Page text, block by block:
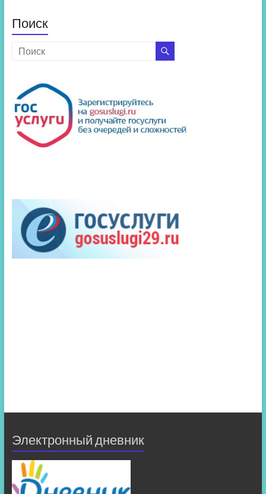
Поиск
Электронный дневник